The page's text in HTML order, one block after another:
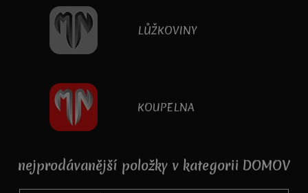
LŮŽKOVINY
KOUPELNA
nejprodávanější položky v kategorii DOMOV